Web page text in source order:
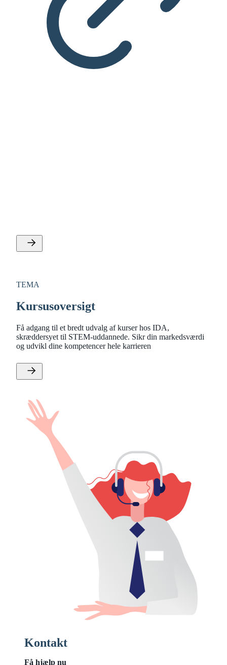
TEMA
Kursusoversigt
Få adgang til et bredt udvalg af kurser hos IDA,
skræddersyet til STEM-uddannede. Sikr din markedsværdi
og udvikl dine kompetencer hele karrieren
Kontakt
Få hjælp nu